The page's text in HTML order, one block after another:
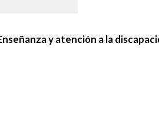
y atención a la